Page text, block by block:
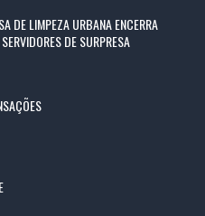
DE LIMPEZA URBANA ENCERRA
DE SURPRESA